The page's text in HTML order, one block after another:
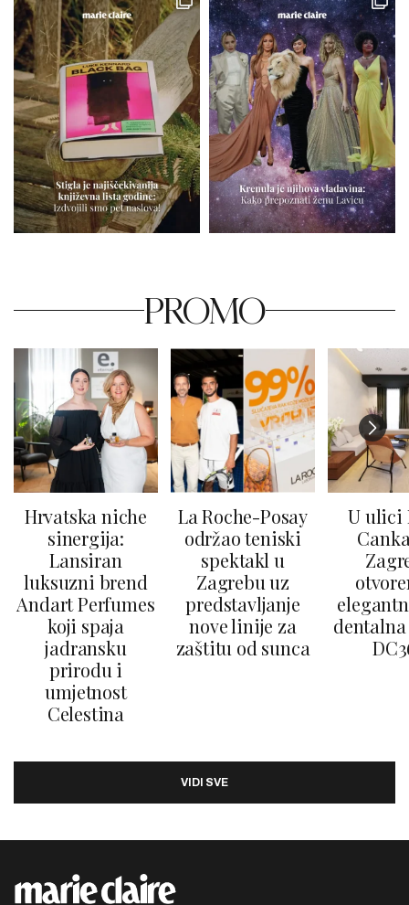
PROMO
Hrvatska niche
sinergija:
Lansiran
luksuzni brend
Andart Perfumes
koji spaja
jadransku
prirodu i
umjetnost
Celestina
La Roche-Posay
održao teniski
spektakl u
Zagrebu uz
predstavljanje
nove linije za
zaštitu od sunca
U ulici
VIDI SVE